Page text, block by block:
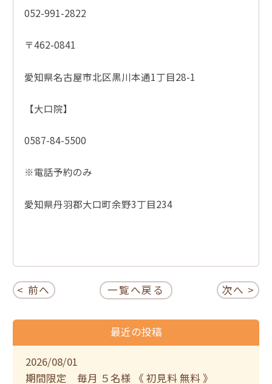
052-991-2822
〒462-0841
愛知県名古屋市北区黒川本通1丁目28-1
【大口院】
0587-84-5500
※電話予約のみ
愛知県丹羽郡大口町余野3丁目234
< 前へ 一覧へ戻る 次へ >
最近の投稿
2026/08/01
期間限定 毎月 ５名様 《 初見料 無料 》